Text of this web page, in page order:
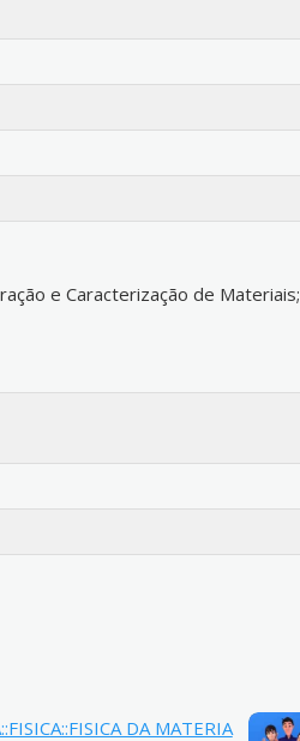
e Caracterização de Materiais;
DA MATERIA